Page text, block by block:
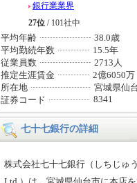
銀行業業界
27位 / 101社中
平均年齢
38.0歳
平均勤続年数
15.5年
従業員数
2713人
推定生涯賃金
2億6050万
所在地
宮城県仙
証券コード
8341
七十七銀行の詳細
株式会社七十七銀行（しちじゅ